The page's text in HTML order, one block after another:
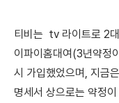
티비는 tv 라이트로 2
이파이홈대여(3년약정
시 가입했었으며, 지금
명세서 상으로는 약정